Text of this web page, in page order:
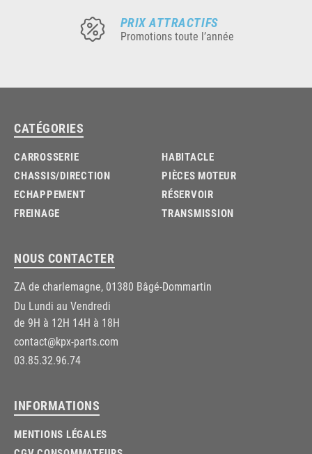
PRIX ATTRACTIFS
Promotions toute l’année
CATÉGORIES
CARROSSERIE
CHASSIS/DIRECTION
ECHAPPEMENT
FREINAGE
HABITACLE
PIÈCES MOTEUR
RÉSERVOIR
TRANSMISSION
NOUS CONTACTER
ZA de charlemagne, 01380 Bâgé-Dommartin
Du Lundi au Vendredi
de 9H à 12H 14H à 18H
contact@kpx-parts.com
03.85.32.96.74
INFORMATIONS
MENTIONS LÉGALES